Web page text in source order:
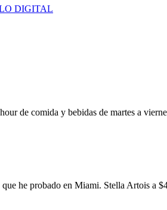
DIGITAL
de comida y bebidas de martes a
he probado en Miami. Stella Artois a